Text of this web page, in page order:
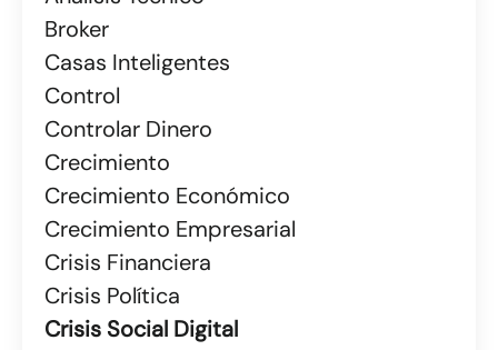
Broker
Casas Inteligentes
Control
Controlar Dinero
Crecimiento
Crecimiento Económico
Crecimiento Empresarial
Crisis Financiera
Crisis Política
Crisis Social Digital